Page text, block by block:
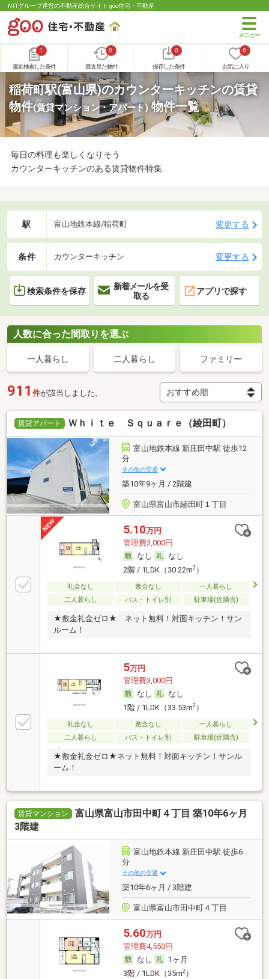
NTTグループ運営の不動産総合サイト goo住宅・不動産
1
最近検索した条件
0
最近見た物件
0
保存した条件
0
お気に入り
稲荷町駅(富山県)のカウンターキッチンの賃貸
物件(賃貸マンション・アパート)物件一覧
毎日の料理も楽しくなりそう
カウンターキッチンのある賃貸物件特集
駅 富山地鉄本線/稲荷町 変更する
条件 カウンターキッチン 変更する
検索条件を保存
新着メールを受
取る
アプリで探す
人数に合った間取りを選ぶ
一人暮らし 二人暮らし ファミリー
911 件が該当しました。
賃貸アパート Ｗｈｉｔｅ Ｓｑｕａｒｅ（綾田町）
富山地鉄本線 新庄田中駅 徒歩12
分
その他の交通
築10年9ヶ月 / 2階建
富山県富山市綾田町１丁目
5.10万円
管理費3,000円
なし
なし
2階 / 1LDK（30.22m2）
礼金なし 敷金なし
一人暮らし
二人暮らし
バス・トイレ別 駐車場(近隣含)
★敷金礼金ゼロ★ ネット無料！対面キッチン！サン
ルーム！
5万円
管理費3,000円
なし
なし
1階 / 1LDK（33.53m2）
礼金なし 敷金なし
一人暮らし
二人暮らし
バス・トイレ別 駐車場(近隣含)
★敷金礼金ゼロ★ネット無料！対面キッチン！サンル
ーム！
賃貸マンション
富山県富山市田中町４丁目 築10年6ヶ月
3階建
富山地鉄本線 新庄田中駅 徒歩6
分
その他の交通
築10年6ヶ月 / 3階建
富山県富山市田中町４丁目
5.60万円
管理費4,550円
なし
1ヶ月
3階 / 1LDK（35m2）